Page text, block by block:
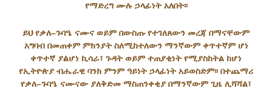
የማድረግ ሙሉ ኃላፊነት አለበት፡፡
ይህ የቃለ–ጉባዔ ናሙና ወይም በውስጡ የተገለጸውን መረጃ በማናቸውም
አግባብ በመጠቀም ምክንያት ስለሚከተለውን ማንኛውም ቀጥተኛም ሆነ
ቀጥተኛ ያልሆነ ኪሳራ፣ ጉዳት ወይም ተጠያቂነት የሚያስከትል ከሆነ
የኢትዮጵያ ብሔራዊ ባንክ ምንም ዓይነት ኃላፊነት አይወስድም፡፡ በተጨማሪ
የቃለ–ጉባዔ ናሙናው ያለቅድመ ማስጠንቀቂያ በማንኛውም ጊዜ ሊሻሻል፣